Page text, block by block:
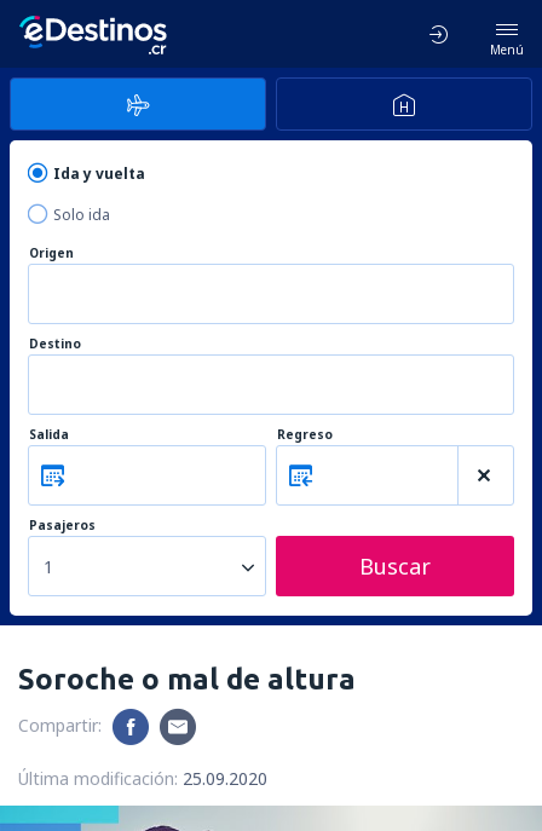
Menú
Ida y vuelta
Solo ida
Origen
Destino
Salida Regreso
Pasajeros
1 Buscar
Soroche o mal de altura
Compartir:
Última modificación: 25.09.2020